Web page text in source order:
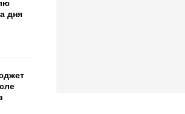
дня